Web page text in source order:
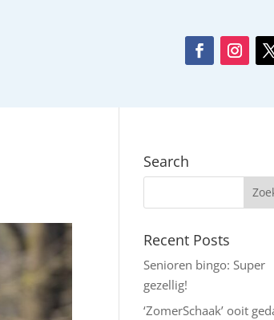
Search
Recent Posts
Senioren bingo: Super
gezellig!
‘ZomerSchaak’ ooit